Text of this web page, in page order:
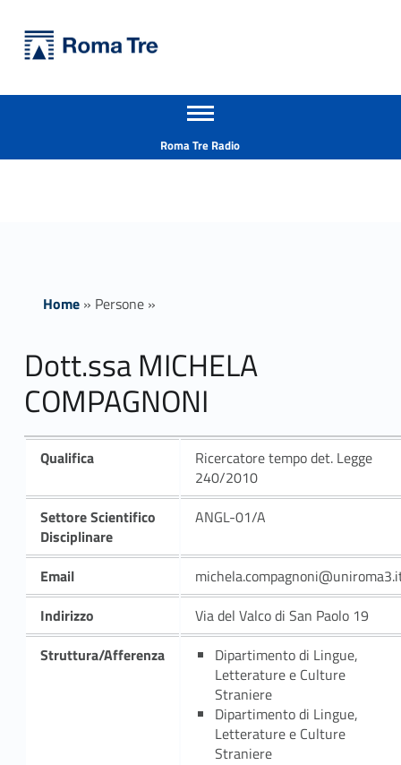
Dott.ssa MICHELA COMPAGNONI - Università Roma Tre
Apri il menu secondario
Roma Tre Radio
Home» Persone»
Dott.ssa MICHELA
COMPAGNONI
Qualifica
Ricercatore tempo det. Legge
240/2010
Settore Scientifico
Disciplinare
ANGL-01/A
Email
Indirizzo
Via del Valco di San Paolo 19
Struttura/Afferenza
Dipartimento di Lingue,
Letterature e Culture
Straniere
Dipartimento di Lingue,
Letterature e Culture
Straniere